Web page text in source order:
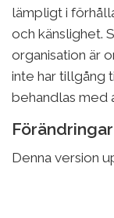
lämpligt i
och känslighet.
organisation är
inte har tillgång
behandlas med
Förändringar
Denna version